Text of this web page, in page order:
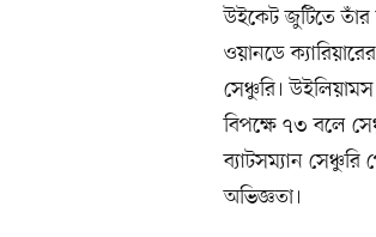
উইকেট জুটিতে তাঁর
ওয়ানডে
সেঞ্চুরি।
বিপক্ষে ৭৩ বলে
ব্যাটসম্যান
অভিজ্ঞতা।